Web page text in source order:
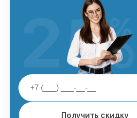
Получить скидку
25%